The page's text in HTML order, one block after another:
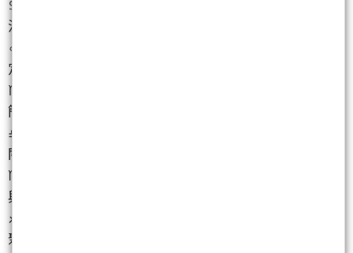
♋巨蟹座：隨著責任加重而感受到壓力，可從事放鬆
活動或短途旅行。
♌獅子座：可參加藝文展覽，豐富心靈，內外平衡穩
定，有益身心發展。
♍處女座：試著先將小目標與小事項完成，化繁為
簡，避免無效內耗。
♎天秤座：先探索、認識自身需求，避免過快投入新
關係或新項目。
♏天蠍座：可嘗試露營或自然觀光活動，有助於情緒
與意志的穩定。
♐射手座：暫時擱置過多的情感期待，單純感受朋友
聚會的愉悅感。